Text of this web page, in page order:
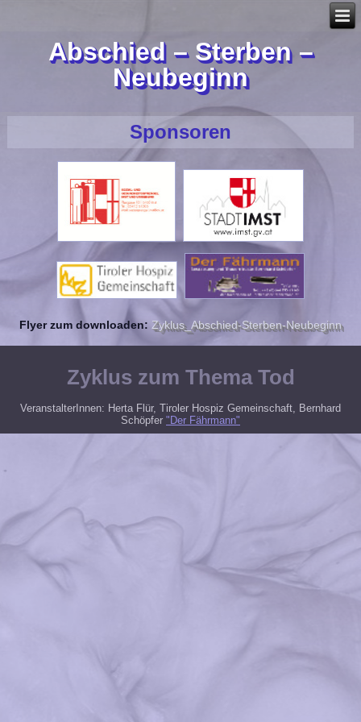
Abschied – Sterben –
Neubeginn
Sponsoren
Flyer zum downloaden: Zyklus_Abschied-Sterben-Neubeginn
Zyklus zum Thema Tod
VeranstalterInnen: Herta Flür, Tiroler Hospiz Gemeinschaft, Bernhard
Schöpfer "Der Fährmann"